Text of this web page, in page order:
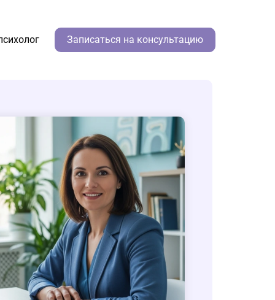
Записаться на консультацию